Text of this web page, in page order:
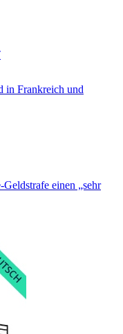
in Frankreich und
einen „sehr